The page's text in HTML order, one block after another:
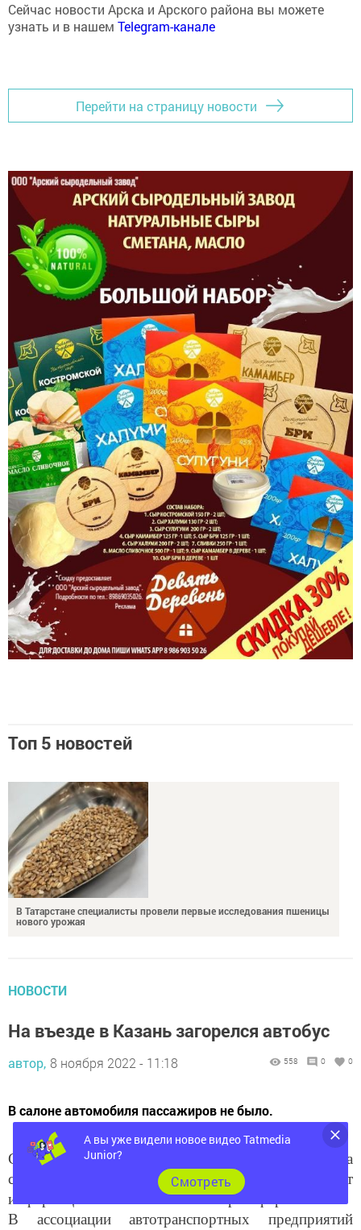
Сейчас новости Арска и Арского района вы можете
узнать и в нашем Telegram-канале
Перейти на страницу новости
Топ 5 новостей
В Татарстане специалисты провели первые исследования пшеницы
нового урожая
НОВОСТИ
На въезде в Казань загорелся автобус
автор, 8 ноября 2022 - 11:18 558 0 0
В салоне автомобиля пассажиров не было.
Сегодня утром на въезде в столицу Татарстана
снова загорелся автобус. Об этом сообщает
информационное агентство «Татар-информ».
В ассоциации автотранспортных предприятий
А вы уже видели новое видео Tatmedia
Junior?
Cмотреть